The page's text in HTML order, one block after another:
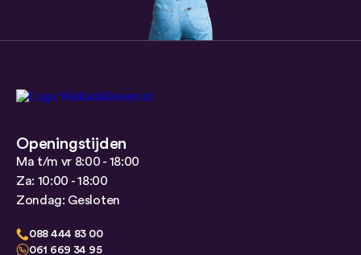
Openingstijden
Ma t/m vr 8:00 - 18:00
Za: 10:00 - 18:00
Zondag: Gesloten
088 444 83 00
061 669 34 95